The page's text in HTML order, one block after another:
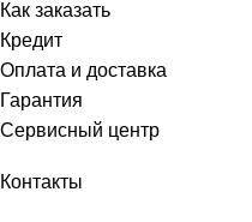
Как заказать
Кредит
Оплата и доставка
Гарантия
Сервисный центр
Контакты